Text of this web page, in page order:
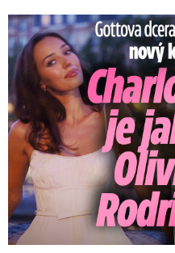
Gottova dcera zveřejnila